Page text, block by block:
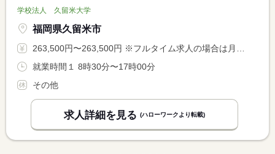
学校法人 久留米大学
福岡県久留米市
263,500円〜263,500円 ※フルタイム求人の場合は月額（換算額）、パート求人の場合は時間額を表示しています。
就業時間１ 8時30分〜17時00分
その他
求人詳細を見る (ハローワークより転載)